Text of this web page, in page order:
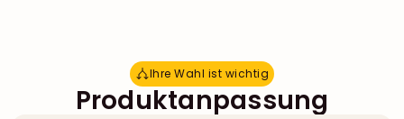
Ihre Wahl ist wichtig
Ihre Wahl ist wichtig
Produktanpassung